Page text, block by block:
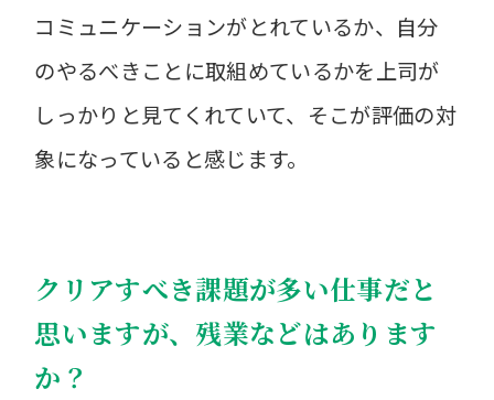
コミュニケーションがとれているか、自分
のやるべきことに取組めているかを上司が
しっかりと見てくれていて、そこが評価の対
象になっていると感じます。
クリアすべき課題が多い仕事だと
思いますが、残業などはあります
か？